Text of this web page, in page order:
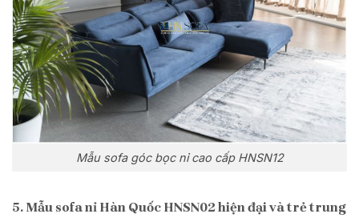
Mẫu sofa góc bọc nỉ cao cấp HNSN12
5. Mẫu sofa nỉ Hàn Quốc HNSN02 hiện đại và trẻ trung